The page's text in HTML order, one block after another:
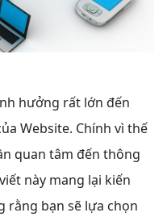
hưởng rất lớn đến
Website. Chính vì thế
quan tâm đến thông
này mang lại kiến
rằng bạn sẽ lựa chọn